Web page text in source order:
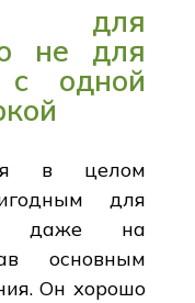
для
не для
с одной
в целом
для
даже на
основным
Он хорошо